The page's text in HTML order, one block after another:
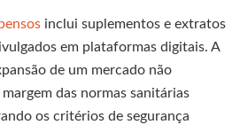
inclui suplementos e extratos
em plataformas digitais. A
de um mercado não
das normas sanitárias
os critérios de segurança